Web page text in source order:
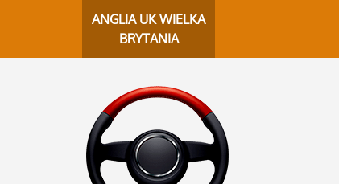
ANGLIA UK WIELKA
BRYTANIA